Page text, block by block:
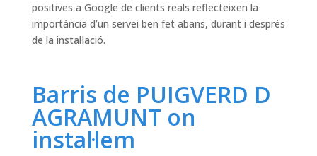
positives a Google de clients reals reflecteixen la
importància d’un servei ben fet abans, durant i després
de la instal·lació.
Barris de PUIGVERD D
AGRAMUNT on
instal·lem